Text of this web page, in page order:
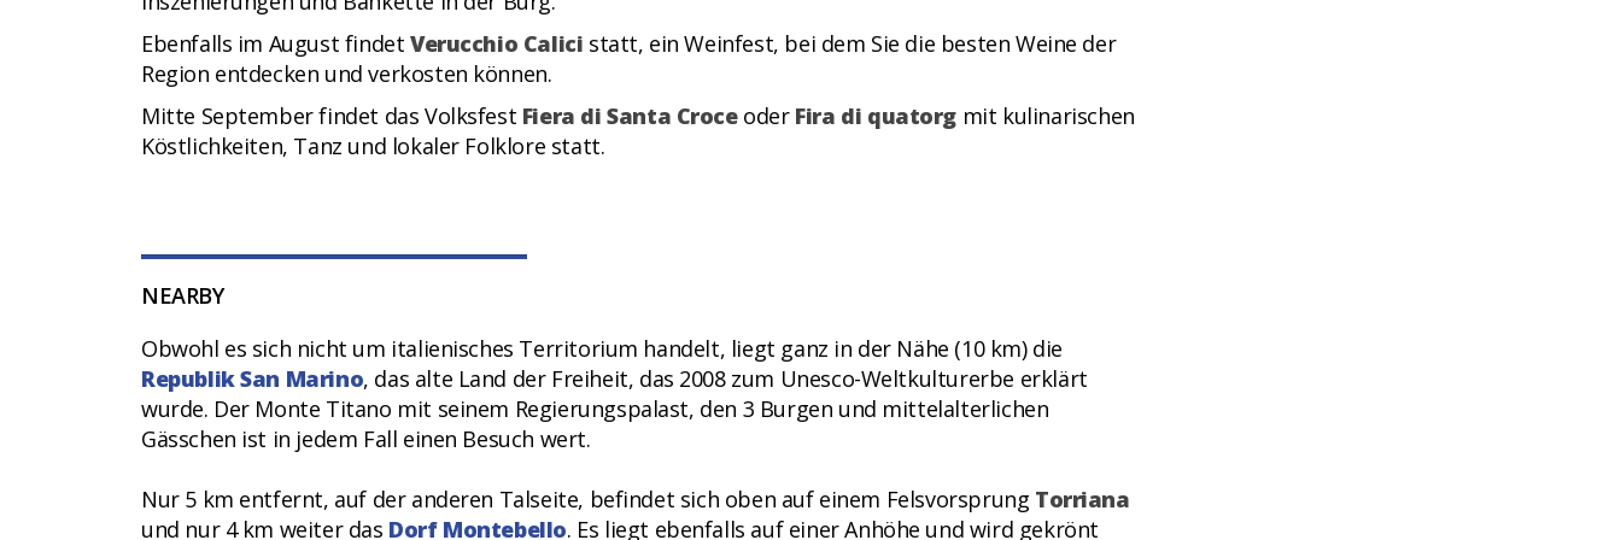
Ebenfalls im August findet Verucchio Calici statt, ein Weinfest, bei dem Sie die besten Weine der
Region entdecken und verkosten können.
Mitte September findet das Volksfest Fiera di Santa Croceoder Fira di quatorg mit kulinarischen
Köstlichkeiten, Tanz und lokaler Folklore statt.
NEARBY
Obwohl es sich nicht um italienisches Territorium handelt, liegt ganz in der Nähe (10 km) die
Republik San Marino, das alte Land der Freiheit, das 2008 zum Unesco-Weltkulturerbe erklärt
wurde. Der Monte Titano mit seinem Regierungspalast, den 3 Burgen und mittelalterlichen
Gässchen ist in jedem Fall einen Besuch wert.
Nur 5 km entfernt, auf der anderen Talseite, befindet sich oben auf einem Felsvorsprung Torriana
und nur 4 km weiter das Dorf Montebello. Es liegt ebenfalls auf einer Anhöhe und wird gekrönt